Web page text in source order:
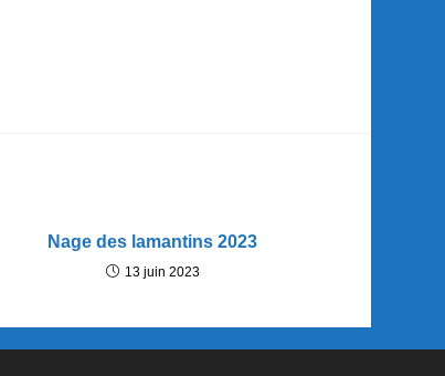
Nage des lamantins 2023
13 juin 2023